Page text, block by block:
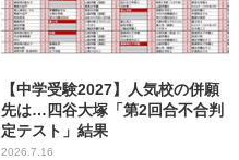
【中学受験2027】人気校の併願
先は…四谷大塚「第2回合不合判
定テスト」結果
2026.7.16